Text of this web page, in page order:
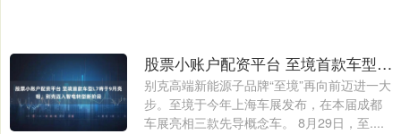
股票小账户配资平台 至境首款车型L7将于9月亮相，别克迈入智电转型新阶段
别克高端新能源子品牌“至境”再向前迈进一大
步。至境于今年上海车展发布，在本届成都
车展亮相三款先导概念车。 8月29日，至....